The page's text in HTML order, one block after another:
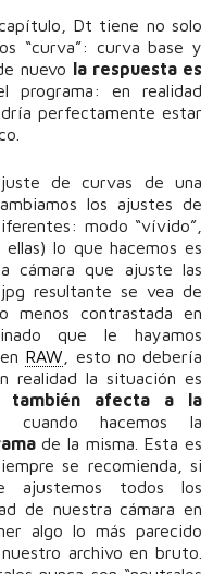
Dt tiene no solo
“curva”: curva base y
nuevo la respuesta es
programa: en realidad
perfectamente estar
de curvas de una
los ajustes de
modo “vívido”,
ellas) lo que hacemos es
cámara que ajuste las
resultante se vea de
menos contrastada en
que le hayamos
RAW , esto no debería
realidad la situación es
también afecta a la
cuando hacemos la
de la misma. Esta es
se recomienda, si
ajustemos todos los
de nuestra cámara en
algo lo más parecido
archivo en bruto.